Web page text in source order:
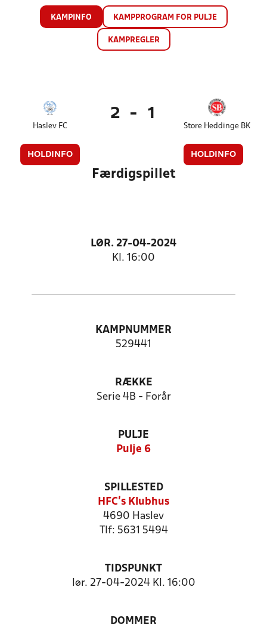
KAMPINFO KAMPPROGRAM FOR PULJE
KAMPREGLER
Haslev FC
HOLDINFO
2 - 1
Store Heddinge BK
HOLDINFO
Færdigspillet
LØR. 27-04-2024
Kl. 16:00
KAMPNUMMER
529441
RÆKKE
Serie 4B - Forår
PULJE
Pulje 6
SPILLESTED
HFC's Klubhus
4690 Haslev
Tlf: 5631 5494
TIDSPUNKT
lør. 27-04-2024 Kl. 16:00
DOMMER